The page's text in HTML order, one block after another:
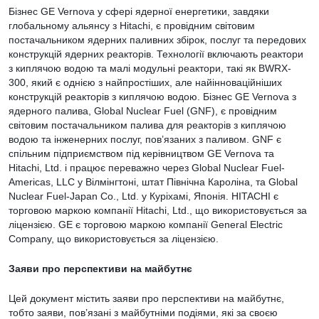
Бізнес GE Vernova у сфері ядерної енергетики, завдяки
глобальному альянсу з Hitachi, є провідним світовим
постачальником ядерних паливних збірок, послуг та передових
конструкцій ядерних реакторів. Технології включають реактори
з киплячою водою та малі модульні реактори, такі як BWRX-
300, який є однією з найпростіших, але найінноваційніших
конструкцій реакторів з киплячою водою. Бізнес GE Vernova з
ядерного палива, Global Nuclear Fuel (GNF), є провідним
світовим постачальником палива для реакторів з киплячою
водою та інженерних послуг, пов’язаних з паливом. GNF є
спільним підприємством під керівництвом GE Vernova та
Hitachi, Ltd. і працює переважно через Global Nuclear Fuel-
Americas, LLC у Вілмінгтоні, штат Північна Кароліна, та Global
Nuclear Fuel-Japan Co., Ltd. у Куріхамі, Японія. HITACHI є
торговою маркою компанії Hitachi, Ltd., що використовується за
ліцензією. GE є торговою маркою компанії General Electric
Company, що використовується за ліцензією.
Заяви про перспективи на майбутнє
Цей документ містить заяви про перспективи на майбутнє,
тобто заяви, пов’язані з майбутніми подіями, які за своєю